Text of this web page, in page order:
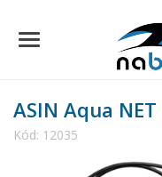
ASIN Aqua NET
Kód: 12035